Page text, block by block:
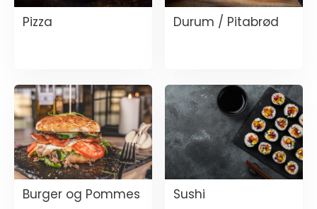
Pizza Durum / Pitabrød
Burger og Pommes Sushi